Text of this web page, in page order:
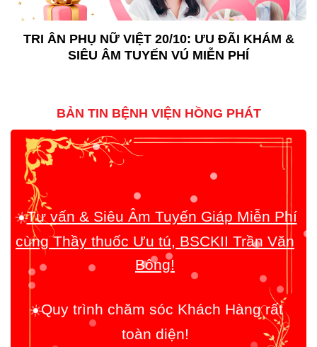
TRI ÂN PHỤ NỮ VIỆT 20/10: ƯU ĐÃI KHÁM &
SIÊU ÂM TUYẾN VÚ MIỄN PHÍ
BẢN TIN BỆNH VIỆN HỒNG PHÁT
☀️Tư vấn & Siêu Âm Tuyến Giáp Miễn Phí
cùng Thầy thuốc Ưu tú, BSCKII Trần Văn
Bông!
☀️Quy trình chăm sóc Khách Hàng rất
Chúng tôi coi trọng việc tận tâm giúp đỡ